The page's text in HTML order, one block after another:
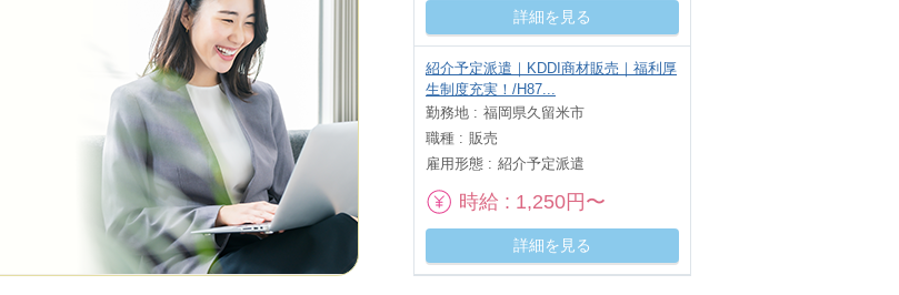
詳細を見る
紹介予定派遣｜KDDI商材販売｜福利厚
生制度充実！/H87...
勤務地
福岡県久留米市
職種
販売
雇用形態
紹介予定派遣
時給 1,250円〜
詳細を見る